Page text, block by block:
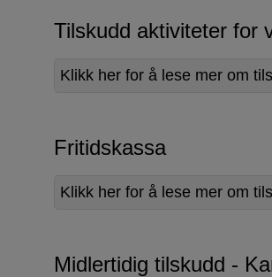
Tilskudd aktiviteter for
Klikk her for å lese mer om
Fritidskassa
Klikk her for å lese mer om
Midlertidig tilskudd -